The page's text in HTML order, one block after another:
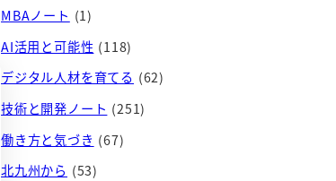
ブ
MBAノート (1)
AI活用と可能性 (118)
デジタル人材を育てる (62)
技術と開発ノート (251)
働き方と気づき (67)
北九州から (53)